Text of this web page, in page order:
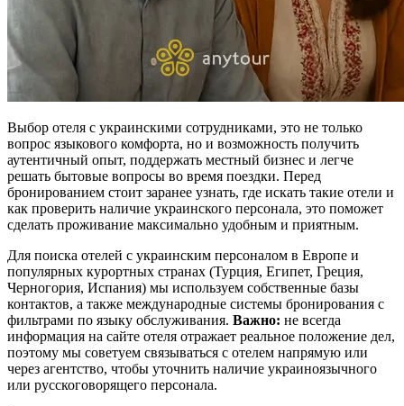
Выбор отеля с украинскими сотрудниками, это не только
вопрос языкового комфорта, но и возможность получить
аутентичный опыт, поддержать местный бизнес и легче
решать бытовые вопросы во время поездки. Перед
бронированием стоит заранее узнать, где искать такие отели и
как проверить наличие украинского персонала, это поможет
сделать проживание максимально удобным и приятным.
Для поиска отелей с украинским персоналом в Европе и
популярных курортных странах (Турция, Египет, Греция,
Черногория, Испания) мы используем собственные базы
контактов, а также международные системы бронирования с
фильтрами по языку обслуживания. Важно: не всегда
информация на сайте отеля отражает реальное положение дел,
поэтому мы советуем связываться с отелем напрямую или
через агентство, чтобы уточнить наличие украиноязычного
или русскоговорящего персонала.